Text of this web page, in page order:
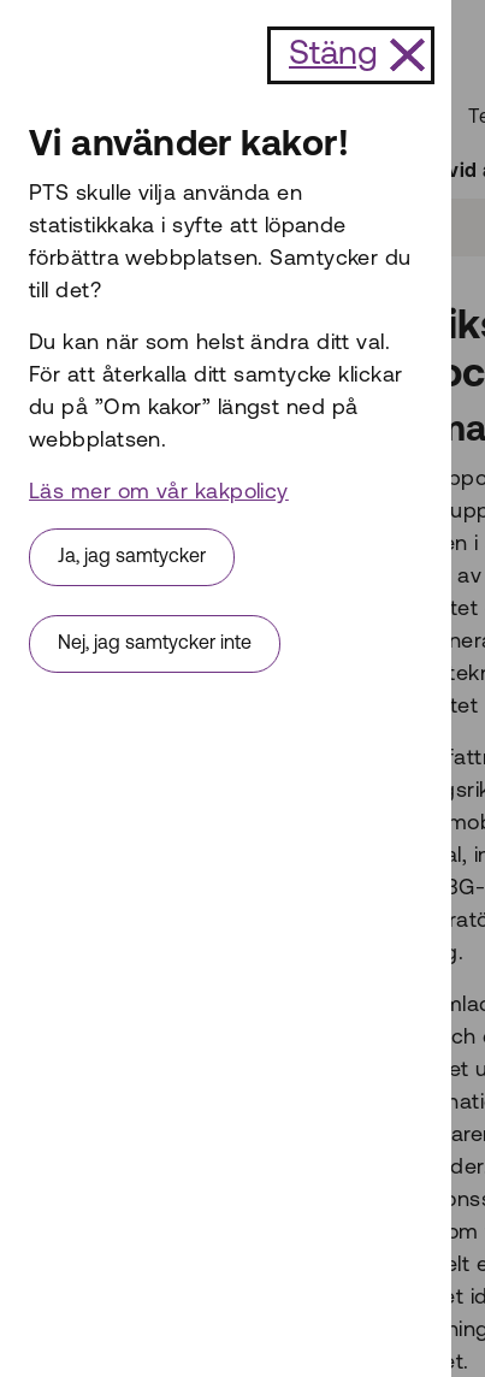
Teknikskiftet i mobilnäten vid
2G-
Denna
mobilnäten
resultatet
Telias
framtida
att vissa
röstsamtal,
2G- och
utrustning.
PTS
omsorg
har
Den
att de
andra
Kunder
som är helt
uppdraget
uppdraget.
Stäng
Vi använder kakor!
PTS skulle vilja använda en
statistikkaka i syfte att löpande
förbättra webbplatsen. Samtycker du
till det?
Du kan när som helst ändra ditt val.
För att återkalla ditt samtycke klickar
du på ”Om kakor” längst ned på
webbplatsen.
Läs mer om vår kakpolicy
Ja, jag samtycker
Nej, jag samtycker inte